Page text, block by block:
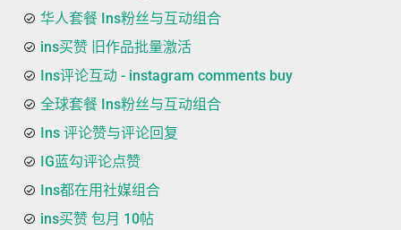
华人套餐 Ins粉丝与互动组合
ins买赞 旧作品批量激活
Ins评论互动 - instagram comments buy
全球套餐 Ins粉丝与互动组合
Ins 评论赞与评论回复
IG蓝勾评论点赞
Ins都在用社媒组合
ins买赞 包月 10帖